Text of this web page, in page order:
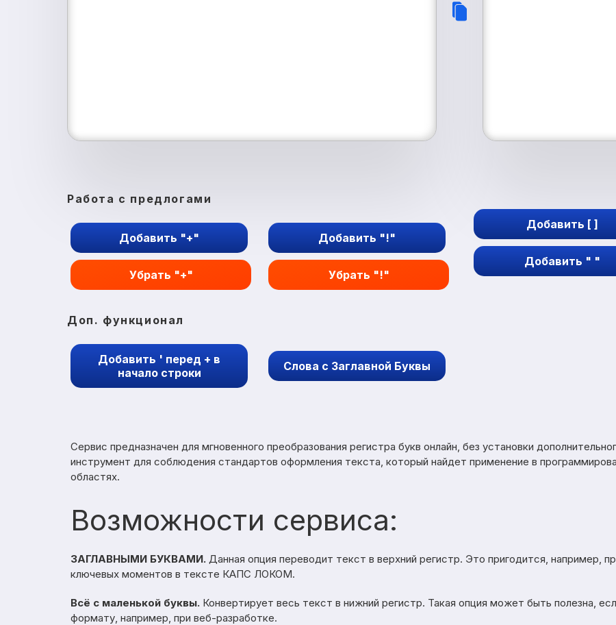
Работа с предлогами
Добавить "+"
Убрать "+"
Добавить "!"
Убрать "!"
Добавить [ ]
Добавить " "
Доп. функционал
Добавить ' перед + в
начало строки
Слова с Заглавной Буквы
Сервис предназначен для мгновенного преобразования регистра букв онлайн, без установки
инструмент для соблюдения стандартов оформления текста, который найдет применение в
областях.
Возможности сервиса:
ЗАГЛАВНЫМИ БУКВАМИ. Данная опция переводит текст в верхний регистр. Это пригодится, например,
ключевых моментов в тексте КАПС ЛОКОМ.
Всё с маленькой буквы. Конвертирует весь текст в нижний регистр. Такая опция может быть полезна,
формату, например, при веб-разработке.